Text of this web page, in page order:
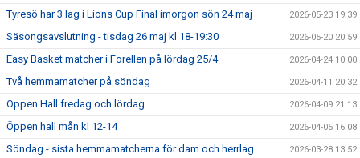
Tyresö har 3 lag i Lions Cup Final imorgon sön 24 maj 2026-05-23 19:39
Säsongsavslutning - tisdag 26 maj kl 18-19:30 2026-05-20 20:59
Easy Basket matcher i Forellen på lördag 25/4 2026-04-24 10:00
Två hemmamatcher på söndag 2026-04-11 20:32
Öppen Hall fredag och lördag 2026-04-09 21:13
Öppen hall mån kl 12-14 2026-04-05 16:08
Söndag - sista hemmamatcherna för dam och herrlag 2026-03-28 13:52